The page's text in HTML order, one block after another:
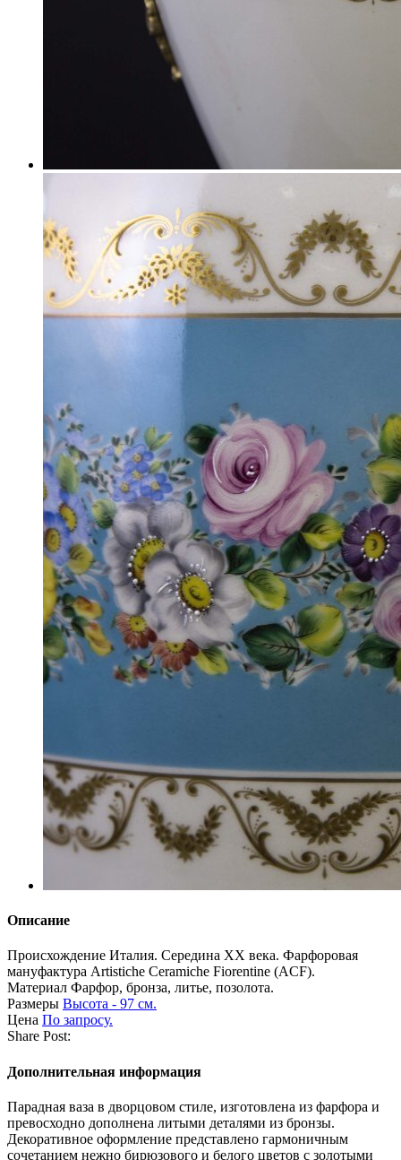
Описание
Происхождение Италия. Середина ХХ века. Фарфоровая
мануфактура Artistiche Ceramiche Fiorentine (ACF).
Материал Фарфор, бронза, литье, позолота.
Размеры Высота - 97 см.
Цена По запросу.
Share Post:
Дополнительная информация
Парадная ваза в дворцовом стиле, изготовлена из фарфора и
превосходно дополнена литыми деталями из бронзы.
Декоративное оформление представлено гармоничным
сочетанием нежно бирюзового и белого цветов с золотыми